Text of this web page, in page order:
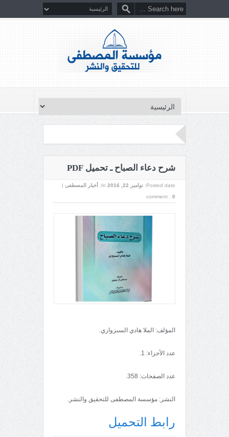
شرح دعاء الصباح ـ تحميل PDF
Posted date: نوامبر 22, 2016 In: أخبار المصطفى |
comment : 0
المؤلف: الملا هادي السبزواري.
عدد الأجزاء: 1.
عدد الصفحات: 358.
النشر: مؤسسة المصطفى للتحقيق والنشر.
رابط التحميل